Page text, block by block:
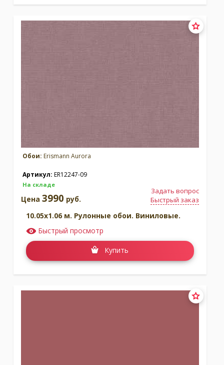
Обои: Erismann Aurora
Артикул: ER12247-09
На складе
Задать вопрос
Быстрый заказ
Цена 3990 руб.
10.05x1.06 м. Рулонные обои. Виниловые.
Быстрый просмотр
Купить